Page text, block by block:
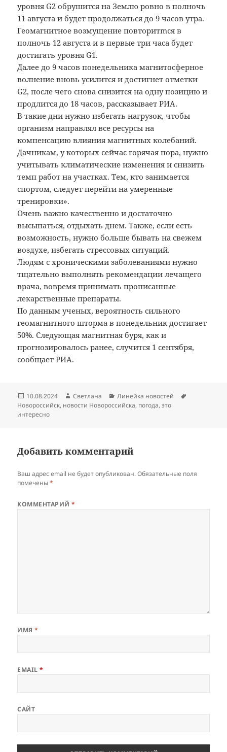
уровня G2 обрушится на Землю ровно в полночь
11 августа и будет продолжаться до 9 часов утра.
Геомагнитное возмущение повторитmся в
полночь 12 августа и в первые три часа будет
достигать уровня G1.
Далее до 9 часов понедельника магнитосферное
волнение вновь усилится и достигнет отметки
G2, после чего снова снизится на одну позицию и
продлится до 18 часов, рассказывает РИА.
В такие дни нужно избегать нагрузок, чтобы
организм направлял все ресурсы на
компенсацию влияния магнитных колебаний.
Дачникам, у которых сейчас горячая пора, нужно
учитывать климатические изменения и снизить
темп работ на участках. Тем, кто занимается
спортом, следует перейти на умеренные
тренировки».
Очень важно качественно и достаточно
высыпаться, отдыхать днем. Также, если есть
возможность, нужно больше бывать на свежем
воздухе, избегать стрессовых ситуаций.
Людям с хроническими заболеваниями нужно
тщательно выполнять рекомендации лечащего
врача, вовремя принимать прописанные
лекарственные препараты.
По данным ученых, вероятность сильного
геомагнитного шторма в понедельник достигает
50%. Следующая магнитная буря, как и
прогнозировалось ранее, случится 1 сентября,
сообщает РИА.
Опубликовано
10.08.2024 Автор
Светлана Рубрики
Линейка новостей
Новороссийск, новости Новороссийска, погода,это
интересно
Добавить комментарий
Ваш адрес email не будет опубликован. Обязательные поля
помечены*
КОММЕНТАРИЙ*
ИМЯ*
EMAIL*
САЙТ